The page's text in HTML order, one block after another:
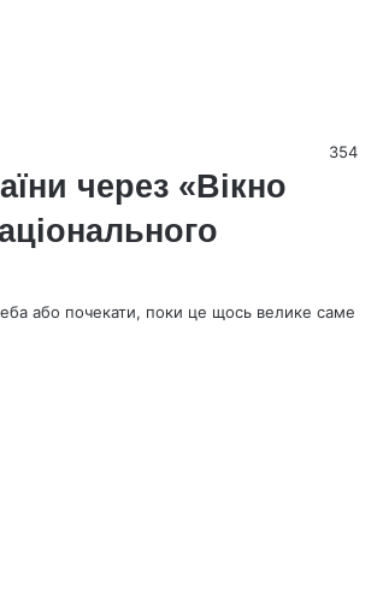
354
через «Вікно
або почекати, поки це щось велике саме